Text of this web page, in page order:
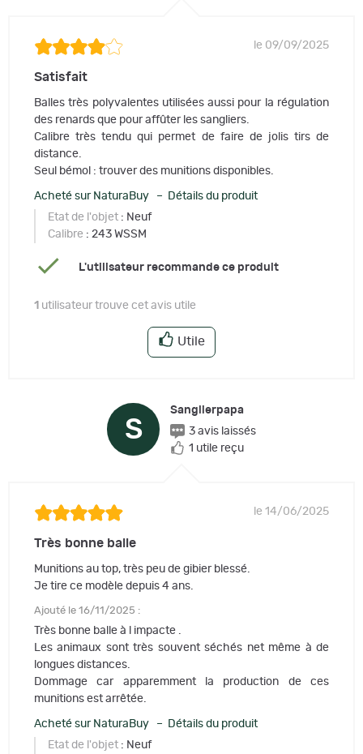
le 09/09/2025
Satisfait
Balles très polyvalentes utilisées aussi pour la régulation
des renards que pour affûter les sangliers.
Calibre très tendu qui permet de faire de jolis tirs de
distance.
Seul bémol : trouver des munitions disponibles.
Acheté sur NaturaBuy – Détails du produit
Etat de l'objet : Neuf
Calibre : 243 WSSM
L'utilisateur recommande ce produit
1 utilisateur trouve cet avis utile
Utile
S
Sanglierpapa
3 avis laissés
1 utile reçu
le 14/06/2025
Très bonne balle
Munitions au top, très peu de gibier blessé.
Je tire ce modèle depuis 4 ans.
Ajouté le 16/11/2025 :
Très bonne balle à l impacte .
Les animaux sont très souvent séchés net même à de
longues distances.
Dommage car apparemment la production de ces
munitions est arrêtée.
Acheté sur NaturaBuy – Détails du produit
Etat de l'objet : Neuf